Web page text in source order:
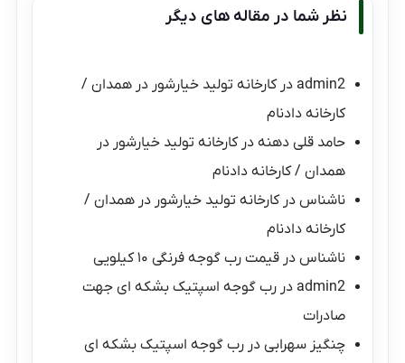
نظر شما در مقاله های دیگر
admin2 درکارخانه تولید خیارشور در همدان /
کارخانه دادنام
حامد قلی دهنه درکارخانه تولید خیارشور در
همدان / کارخانه دادنام
ناشناس درکارخانه تولید خیارشور در همدان /
کارخانه دادنام
ناشناس درقیمت رب گوجه فرنگی ۱۰ کیلویی
admin2 دررب گوجه اسپتیک بشکه ای جهت
صادرات
چنگیز سهرابی دررب گوجه اسپتیک بشکه ای